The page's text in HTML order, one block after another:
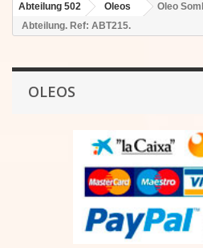
Abteilung 502
Oleos
Oleo
Abteilung. Ref: ABT215.
OLEOS